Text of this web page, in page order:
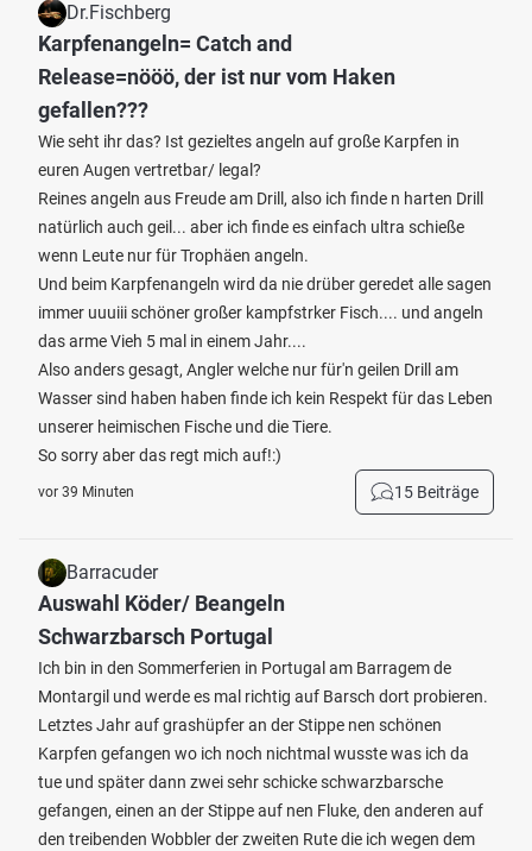
Dr.Fischberg
Karpfenangeln= Catch and
Release=nööö, der ist nur vom Haken
gefallen???
Wie seht ihr das? Ist gezieltes angeln auf große Karpfen in
euren Augen vertretbar/ legal?
Reines angeln aus Freude am Drill, also ich finde n harten Drill
natürlich auch geil... aber ich finde es einfach ultra schieße
wenn Leute nur für Trophäen angeln.
Und beim Karpfenangeln wird da nie drüber geredet alle sagen
immer uuuiii schöner großer kampfstrker Fisch.... und angeln
das arme Vieh 5 mal in einem Jahr....
Also anders gesagt, Angler welche nur für'n geilen Drill am
Wasser sind haben haben finde ich kein Respekt für das Leben
unserer heimischen Fische und die Tiere.
So sorry aber das regt mich auf!:)
vor 39 Minuten 15 Beiträge
Barracuder
Auswahl Köder/ Beangeln
Schwarzbarsch Portugal
Ich bin in den Sommerferien in Portugal am Barragem de
Montargil und werde es mal richtig auf Barsch dort probieren.
Letztes Jahr auf grashüpfer an der Stippe nen schönen
Karpfen gefangen wo ich noch nichtmal wusste was ich da
tue und später dann zwei sehr schicke schwarzbarsche
gefangen, einen an der Stippe auf nen Fluke, den anderen auf
den treibenden Wobbler der zweiten Rute die ich wegen dem